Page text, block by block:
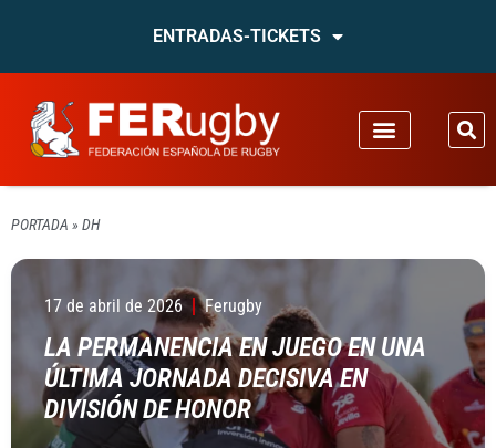
ENTRADAS-TICKETS
PORTADA » DH
17 de abril de 2026 Ferugby
LA PERMANENCIA EN JUEGO EN UNA
ÚLTIMA JORNADA DECISIVA EN
DIVISIÓN DE HONOR